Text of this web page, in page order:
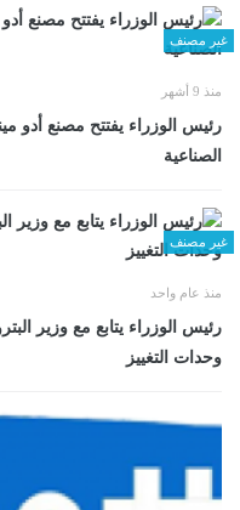
غير مصنف
منذ 9 أشهر
رئيس الوزراء يفتتح مصنع أدو
الصناعية
غير مصنف
منذ عام واحد
رئيس الوزراء يتابع مع وزير
وحدات التغييز